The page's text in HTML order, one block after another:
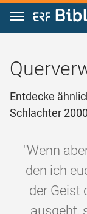
Zum Inhalt springen
Entdecke
Schlachter 2000
"Wenn
den ich
der Geist
ausgeht,